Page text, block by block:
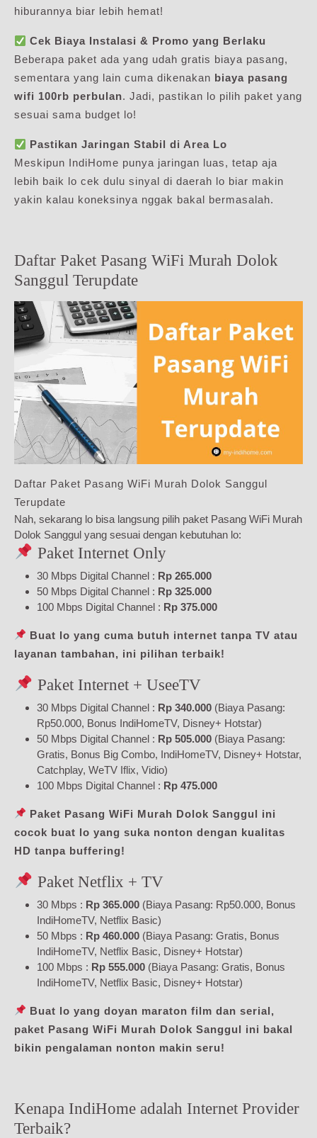
hiburannya biar lebih hemat!
Cek Biaya Instalasi & Promo yang Berlaku
Beberapa paket ada yang udah gratis biaya pasang,
sementara yang lain cuma dikenakan biaya pasang
wifi 100rb perbulan. Jadi, pastikan lo pilih paket yang
sesuai sama budget lo!
Pastikan Jaringan Stabil di Area Lo
Meskipun IndiHome punya jaringan luas, tetap aja
lebih baik lo cek dulu sinyal di daerah lo biar makin
yakin kalau koneksinya nggak bakal bermasalah.
Daftar Paket Pasang WiFi Murah Dolok
Sanggul Terupdate
Daftar Paket Pasang WiFi Murah Dolok Sanggul
Terupdate
Nah, sekarang lo bisa langsung pilih paket Pasang WiFi Murah
Dolok Sanggul yang sesuai dengan kebutuhan lo:
Paket Internet Only
30 Mbps Digital Channel : Rp 265.000
50 Mbps Digital Channel : Rp 325.000
100 Mbps Digital Channel : Rp 375.000
Buat lo yang cuma butuh internet tanpa TV atau
layanan tambahan, ini pilihan terbaik!
Paket Internet + UseeTV
30 Mbps Digital Channel : Rp 340.000 (Biaya Pasang:
Rp50.000, Bonus IndiHomeTV, Disney+ Hotstar)
50 Mbps Digital Channel : Rp 505.000 (Biaya Pasang:
Gratis, Bonus Big Combo, IndiHomeTV, Disney+ Hotstar,
Catchplay, WeTV Iflix, Vidio)
100 Mbps Digital Channel : Rp 475.000
Paket Pasang WiFi Murah Dolok Sanggul ini
cocok buat lo yang suka nonton dengan kualitas
HD tanpa buffering!
Paket Netflix + TV
30 Mbps : Rp 365.000 (Biaya Pasang: Rp50.000, Bonus
IndiHomeTV, Netflix Basic)
50 Mbps : Rp 460.000 (Biaya Pasang: Gratis, Bonus
IndiHomeTV, Netflix Basic, Disney+ Hotstar)
100 Mbps : Rp 555.000 (Biaya Pasang: Gratis, Bonus
IndiHomeTV, Netflix Basic, Disney+ Hotstar)
Buat lo yang doyan maraton film dan serial,
paket Pasang WiFi Murah Dolok Sanggul ini bakal
bikin pengalaman nonton makin seru!
Kenapa IndiHome adalah Internet Provider
Terbaik?